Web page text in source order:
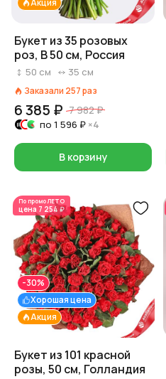
Акция
Букет из 35 розовых
роз, В 50 см, Россия
50 см 35 см
Заказали 257раз
6 385 ₽ 7 982 ₽
по 1 596 ₽ ×4
В корзину
По промоЛЕТО
цена 7 254 ₽
Акция
Хорошая цена
-30%
Букет из 101 красной
розы, 50 см, Голландия